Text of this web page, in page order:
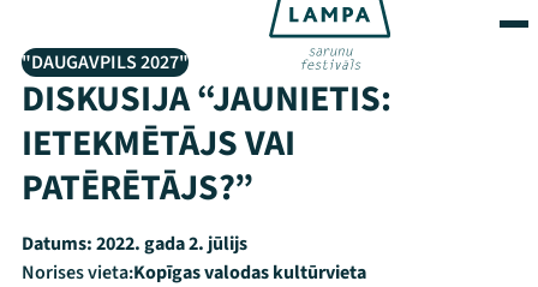
"DAUGAVPILS 2027"
DISKUSIJA “JAUNIETIS:
IETEKMĒTĀJS VAI
PATĒRĒTĀJS?”
Datums:2022. gada 2. jūlijs
Norises vieta:Kopīgas valodas kultūrvieta